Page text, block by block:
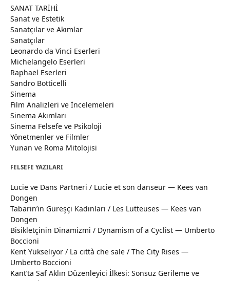
SANAT TARİHİ
Sanat ve Estetik
Sanatçılar ve Akımlar
Sanatçılar
Leonardo da Vinci Eserleri
Michelangelo Eserleri
Raphael Eserleri
Sandro Botticelli
Sinema
Film Analizleri ve İncelemeleri
Sinema Akımları
Sinema Felsefe ve Psikoloji
Yönetmenler ve Filmler
Yunan ve Roma Mitolojisi
FELSEFE YAZILARI
Lucie ve Dans Partneri / Lucie et son danseur — Kees van
Dongen
Tabarin’in Güreşçi Kadınları / Les Lutteuses — Kees van
Dongen
Bisikletçinin Dinamizmi / Dynamism of a Cyclist — Umberto
Boccioni
Kent Yükseliyor / La città che sale / The City Rises —
Umberto Boccioni
Kant’ta Saf Aklın Düzenleyici İlkesi: Sonsuz Gerileme ve